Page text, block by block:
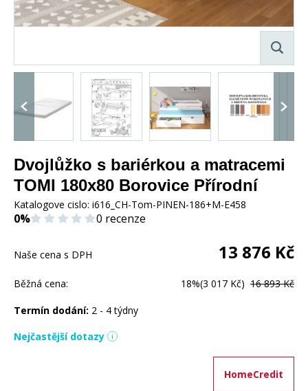
Dvojlůžko s bariérkou a matracemi
TOMI 180x80 Borovice Přírodní
Katalogove cislo: i616_CH-Tom-PINEN-186+M-E458
0% 0 recenze
Naše cena s DPH 13 876 Kč
Běžná cena: 18%(3 017 Kč) 16 893 Kč
Termín dodání: 2 - 4 týdny
Nejčastější dotazy
HomeCredit